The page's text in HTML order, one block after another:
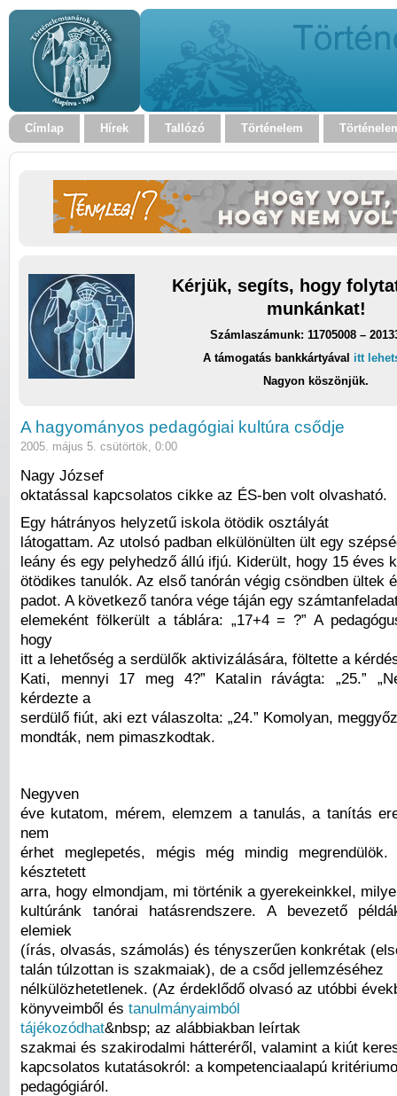
Címlap Hírek Tallózó Történelem
Kérjük, segíts, hogy
munkánkat!
Számlaszámunk: 11705008 –
A támogatás bankkártyával itt
Nagyon köszönjük.
A hagyományos pedagógiai kultúra csődje
2005. május 5. csütörtök, 0:00
Nagy József
oktatással kapcsolatos cikke az ÉS-ben volt olvasható.
Egy hátrányos helyzetű iskola ötödik osztályát
látogattam. Az utolsó padban elkülönülten ült egy
leány és egy pelyhedző állú ifjú. Kiderült, hogy 15 éves
ötödikes tanulók. Az első tanórán végig csöndben ültek
padot. A következő tanóra vége táján egy
elemeként fölkerült a táblára: „17+4 = ?” A
hogy
itt a lehetőség a serdülők aktivizálására, föltette a
Kati, mennyi 17 meg 4?” Katalin rávágta: „25.”
kérdezte a
serdülő fiút, aki ezt válaszolta: „24.” Komolyan,
mondták, nem pimaszkodtak.
Negyven
éve kutatom, mérem, elemzem a tanulás, a tanítás
nem
érhet meglepetés, mégis még mindig
késztetett
arra, hogy elmondjam, mi történik a gyerekeinkkel,
kultúránk tanórai hatásrendszere. A bevezető
elemiek
(írás, olvasás, számolás) és tényszerűen konkrétak
talán túlzottan is szakmaiak), de a csőd jellemzéséhez
nélkülözhetetlenek. (Az érdeklődő olvasó az utóbbi
könyveimből és tanulmányaimból
tájékozódhat&nbsp; az alábbiakban leírtak
szakmai és szakirodalmi hátteréről, valamint a kiút
kapcsolatos kutatásokról: a kompetenciaalapú
pedagógiáról.